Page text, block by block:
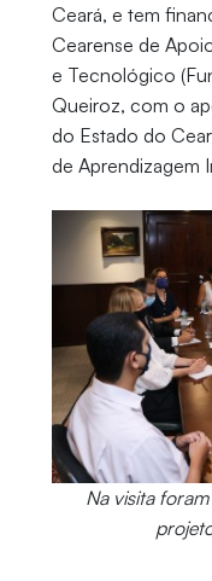
Ceará, e tem
Cearense de
e Tecnológico
Queiroz, com o
do Estado do
de Aprendizagem
Na visita